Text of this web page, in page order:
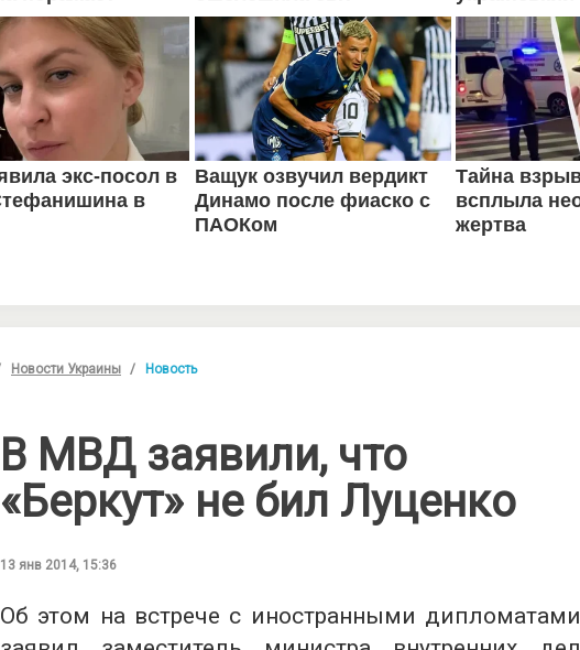
Новости Украины Новость
В МВД заявили, что
«Беркут» не бил Луценко
13 янв 2014, 15:36
Об этом на встрече с иностранными дипломатами